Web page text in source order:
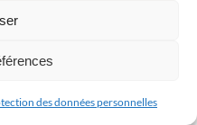
des données personnelles